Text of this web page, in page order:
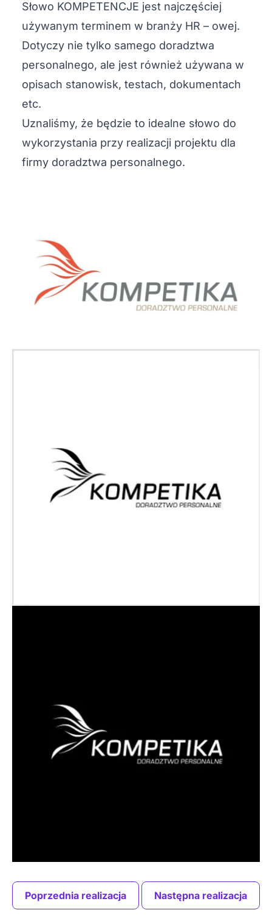
Słowo KOMPETENCJE jest najczęściej
używanym terminem w branży HR – owej.
Dotyczy nie tylko samego doradztwa
personalnego, ale jest również używana w
opisach stanowisk, testach, dokumentach
etc.
Uznaliśmy, że będzie to idealne słowo do
wykorzystania przy realizacji projektu dla
firmy doradztwa personalnego.
Poprzednia realizacja Następna realizacja